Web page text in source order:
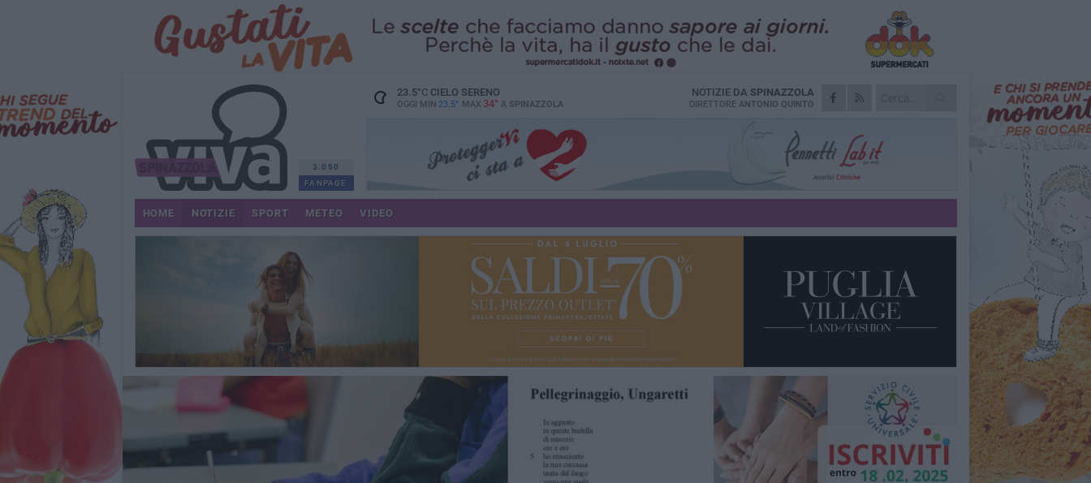
3.050
FANPAGE
23.5°CCIELO SERENO
OGGI MIN 23.5° MAX 34° A SPINAZZOLA
NOTIZIE DA SPINAZZOLA
DIRETTORE ANTONIO QUINTO
HOME NOTIZIE SPORT METEO VIDEO